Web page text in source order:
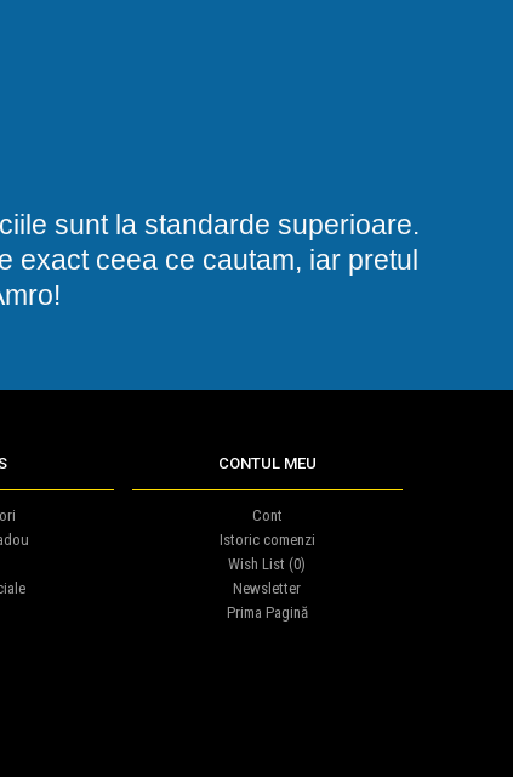
sunt la standarde superioare.
exact ceea ce cautam, iar pretul
CONTUL MEU
Cont
Istoric comenzi
Wish List (0)
Newsletter
Prima Pagină